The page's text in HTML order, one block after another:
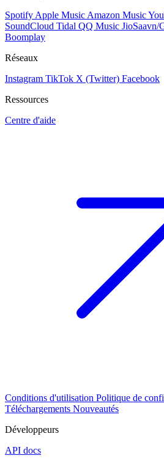
Spotify Apple Music Amazon Music
SoundCloud Tidal QQ Music JioSaavn/
Boomplay
Réseaux
Instagram TikTok X (Twitter) Facebook
Ressources
Centre d'aide
Conditions d'utilisation Politique de
Téléchargements Nouveautés
Développeurs
API docs